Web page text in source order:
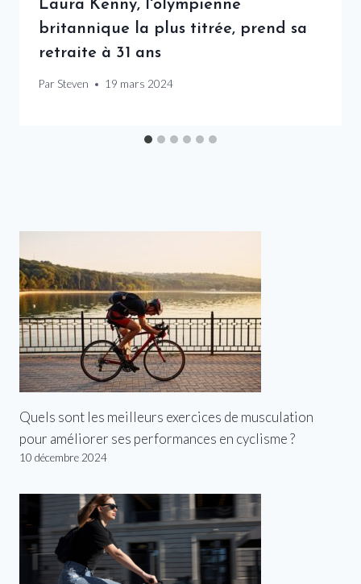
Laura Kenny, l'olympienne
britannique la plus titrée, prend sa
retraite à 31 ans
Par Steven 19 mars 2024
Quels sont les meilleurs exercices de musculation
pour améliorer ses performances en cyclisme ?
10 décembre 2024